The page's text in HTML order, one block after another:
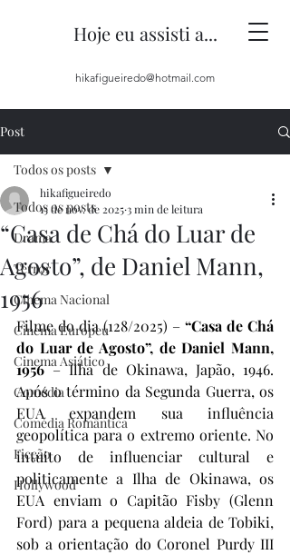
Hoje eu assisti a...
hikafigueiredo@hotmail.com
Post
Todos os posts
Drama
Terror
Cinema Nacional
Cinema Europeu
Cinema Asiático
Comédia
Comédia Romântica
Ficção
Hollywood
Todos os posts
“Casa de Chá do Luar de
Agosto”, de Daniel Mann,
1956
hikafigueiredo
15 de nov. de 20253 min de leitura
Filme do dia (128/2025) – “Casa de Chá
do Luar de Agosto”, de Daniel Mann,
1956 – Ilha de Okinawa, Japão, 1946.
Após o término da Segunda Guerra, os
EUA expandem sua influência
geopolítica para o extremo oriente. No
intuito de influenciar cultural e
politicamente a Ilha de Okinawa, os
EUA enviam o Capitão Fisby (Glenn
Ford) para a pequena aldeia de Tobiki,
sob a orientação do Coronel Purdy III